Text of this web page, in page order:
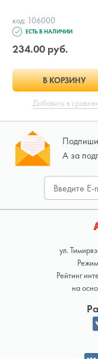
код: 106000
ЕСТЬ В НАЛИЧИИ
234.00 руб.
В КОРЗИНУ
Добавить в
А за
ул.
Рейтинг
на